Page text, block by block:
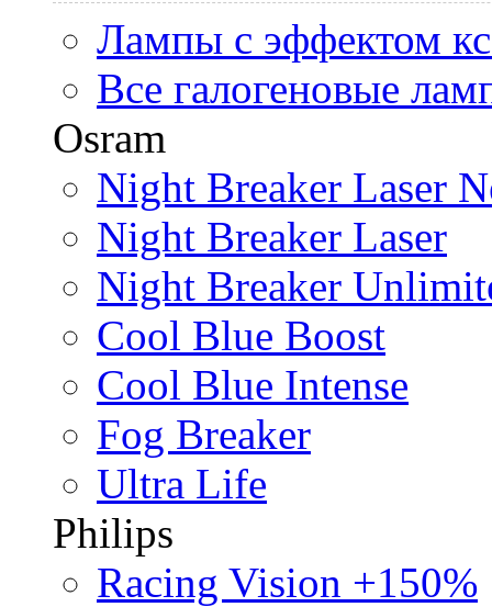
Лампы с эффектом
Все галогеновые
Osram
Night Breaker Laser
Night Breaker Laser
Night Breaker
Cool Blue Boost
Cool Blue Intense
Fog Breaker
Ultra Life
Philips
Racing Vision +150%